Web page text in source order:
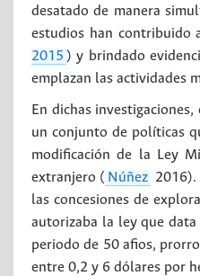
desatado de manera
estudios han contribuido
2015 ) y brindado
emplazan las actividades
En dichas
un conjunto de políticas
modificación de la Ley
extranjero ( Núñez 2016).
las concesiones de
autorizaba la ley que
periodo de 50 afios,
entre 0,2 y 6 dólares por